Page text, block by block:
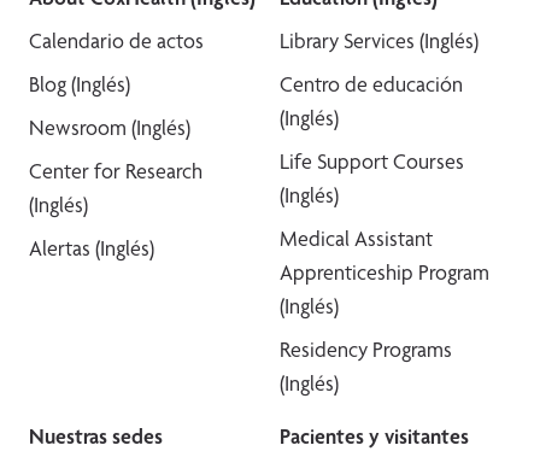
Calendario de actos
Blog (Inglés)
Newsroom (Inglés)
Center for Research
(Inglés)
Alertas (Inglés)
Library Services (Inglés)
Centro de educación
(Inglés)
Life Support Courses
(Inglés)
Medical Assistant
Apprenticeship Program
(Inglés)
Residency Programs
(Inglés)
Nuestras sedes
Pacientes y visitantes